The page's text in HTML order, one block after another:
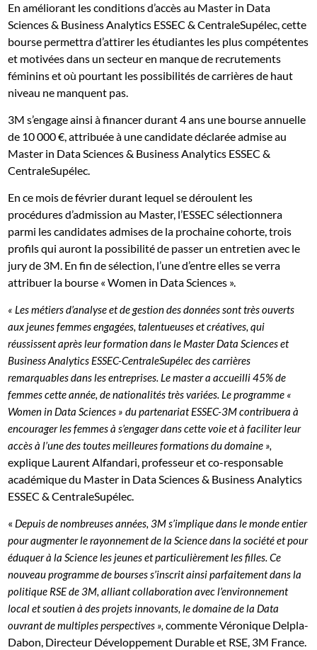
En améliorant les conditions d’accès au Master in Data
Sciences & Business Analytics ESSEC & CentraleSupélec, cette
bourse permettra d’attirer les étudiantes les plus compétentes
et motivées dans un secteur en manque de recrutements
féminins et où pourtant les possibilités de carrières de haut
niveau ne manquent pas.
3M s’engage ainsi à financer durant 4 ans une bourse annuelle
de 10 000 €, attribuée à une candidate déclarée admise au
Master in Data Sciences & Business Analytics ESSEC &
CentraleSupélec.
En ce mois de février durant lequel se déroulent les
procédures d’admission au Master, l’ESSEC sélectionnera
parmi les candidates admises de la prochaine cohorte, trois
profils qui auront la possibilité de passer un entretien avec le
jury de 3M. En fin de sélection, l’une d’entre elles se verra
attribuer la bourse « Women in Data Sciences ».
« Les métiers d’analyse et de gestion des données sont très ouverts
aux jeunes femmes engagées, talentueuses et créatives, qui
réussissent après leur formation dans le Master Data Sciences et
Business Analytics ESSEC-CentraleSupélec des carrières
remarquables dans les entreprises. Le master a accueilli 45% de
femmes cette année, de nationalités très variées. Le programme «
Women in Data Sciences » du partenariat ESSEC-3M contribuera à
encourager les femmes à s’engager dans cette voie et à faciliter leur
accès à l’une des toutes meilleures formations du domaine »,
explique Laurent Alfandari, professeur et co-responsable
académique du Master in Data Sciences & Business Analytics
ESSEC & CentraleSupélec.
« Depuis de nombreuses années, 3M s’implique dans le monde entier
pour augmenter le rayonnement de la Science dans la société et pour
éduquer à la Science les jeunes et particulièrement les filles. Ce
nouveau programme de bourses s’inscrit ainsi parfaitement dans la
politique RSE de 3M, alliant collaboration avec l’environnement
local et soutien à des projets innovants, le domaine de la Data
ouvrant de multiples perspectives », commente Véronique Delpla-
Dabon, Directeur Développement Durable et RSE, 3M France.